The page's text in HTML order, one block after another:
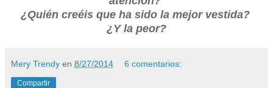
¿Quién creéis que ha sido la mejor vestida?
¿Y la peor?
Mery Trendy en 8/27/2014 6 comentarios:
Compartir